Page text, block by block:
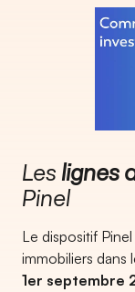
Les lignes
Pinel
Le dispositif
immobiliers dans
1er septembre